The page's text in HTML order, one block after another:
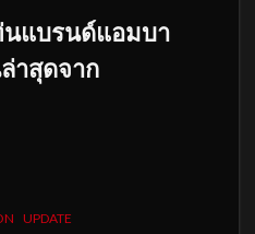
แบรนด์แอมบา
าสุดจาก
UPDATE